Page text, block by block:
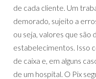
de cada cliente. Um
demorado, sujeito a
ou seja, valores que
estabelecimentos. Isso
de caixa e, em alguns
de um hospital. O Pix